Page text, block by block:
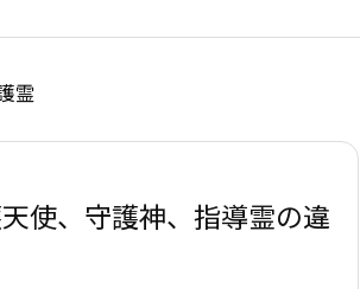

次へ
検索
霊
使、守護神、指導霊の違